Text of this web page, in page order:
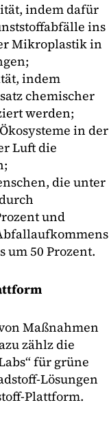
indem dafür
ins
Mikroplastik in
indem
chemischer
werden;
in der
Luft die
die unter
und
um 50 Prozent.
Maßnahmen
zählz die
für grüne
Lösungen
Plattform.